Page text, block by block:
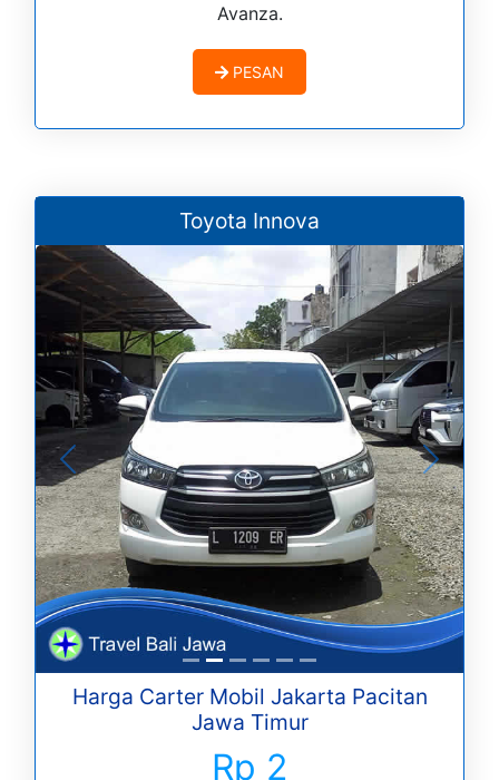
Avanza.
PESAN
Toyota Innova
Harga Carter Mobil Jakarta Pacitan
Jawa Timur
Rp 2